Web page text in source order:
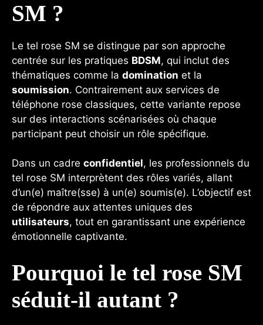
SM ?
Le tel rose SM se distingue par son approche
centrée sur les pratiques BDSM, qui inclut des
thématiques comme la domination et la
soumission. Contrairement aux services de
téléphone rose classiques, cette variante repose
sur des interactions scénarisées où chaque
participant peut choisir un rôle spécifique.
Dans un cadre confidentiel, les professionnels du
tel rose SM interprètent des rôles variés, allant
d’un(e) maître(sse) à un(e) soumis(e). L’objectif est
de répondre aux attentes uniques des
utilisateurs, tout en garantissant une expérience
émotionnelle captivante.
Pourquoi le tel rose SM
séduit-il autant ?